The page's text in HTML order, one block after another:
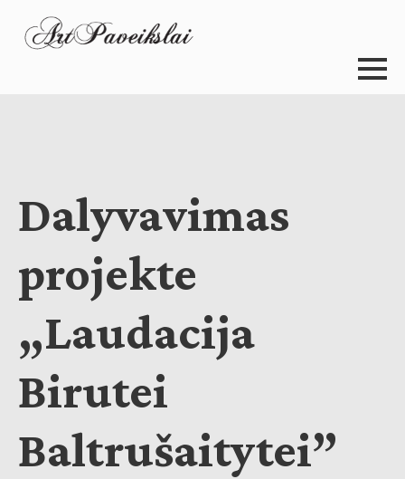
Dalyvavimas
projekte
„Laudacija
Birutei
Baltrušaitytei”